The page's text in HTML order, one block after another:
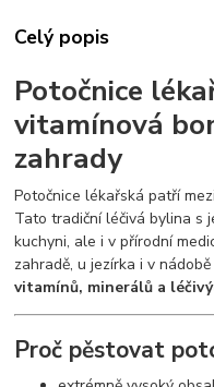
Celý popis
Potočnice
vitamínová
zahrady
Potočnice lékařská patří
Tato tradiční léčivá bylina s
kuchyni, ale i v přírodní
zahradě, u jezírka i v
vitamínů, minerálů a
Proč pěstovat